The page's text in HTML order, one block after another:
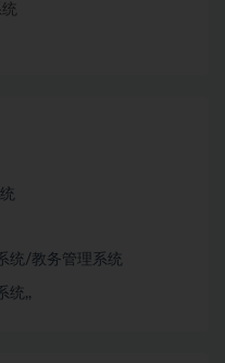
统/教务管理系统
统,,